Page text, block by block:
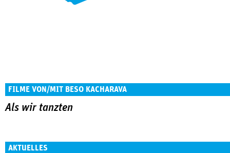
FILME VON/MIT BESO KACHARAVA
Als wir tanzten
AKTUELLES